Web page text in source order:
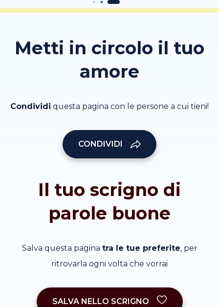
Metti in circolo il tuo
amore
Condividi questa pagina con le persone a cui tieni!
CONDIVIDI
Il tuo scrigno di
parole buone
Salva questa pagina tra le tue preferite, per
ritrovarla ogni volta che vorrai
SALVA NELLO SCRIGNO